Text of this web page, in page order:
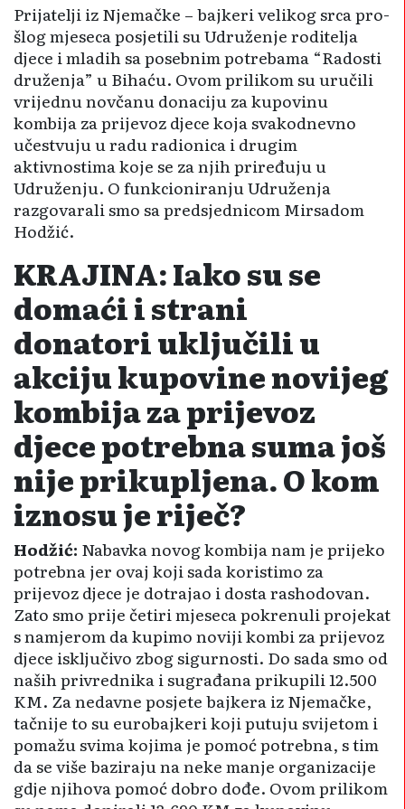
Prijatelji iz Njemačke – bajkeri velikog srca pro­
šlog mjeseca posje­tili su Udruženje rodi­telja
djece i mladih sa posebnim potrebama “Radosti
druženja” u Bihaću. Ovom prilikom su uručili
vrijednu novčanu dona­ciju za kupovinu
kombija za prijevoz djece koja svakodnevno
uče­stvuju u radu radionica i drugim
aktivnostima koje se za njih prire­đuju u
Udruženju. O funkcioniranju Udruženja
razgovarali smo sa predsjednicom Mirsadom
Hodžić.
KRAJINA: Iako su se
domaći i strani
donatori uključili u
akciju kupovine novijeg
kombija za prijevoz
djece potrebna suma još
nije prikupljena. O kom
iznosu je riječ?
Hodžić: Nabavka novog kombija nam je prijeko
potrebna jer ovaj koji sada koristimo za
prijevoz djece je dotrajao i dosta rasho­dovan.
Zato smo prije četiri mje­seca pokrenuli projekat
s namjerom da kupimo noviji kombi za prijevoz
djece isključivo zbog sigurnosti. Do sada smo od
naših privrednika i sugrađana prikupili 12.500
KM. Za nedavne posjete bajkera iz Njemačke,
tačnije to su eurobajkeri koji putuju svijetom i
pomažu svima kojima je pomoć potrebna, s tim
da se više baziraju na neke manje organizacije
gdje njihova pomoć dobro dođe. Ovom prilikom